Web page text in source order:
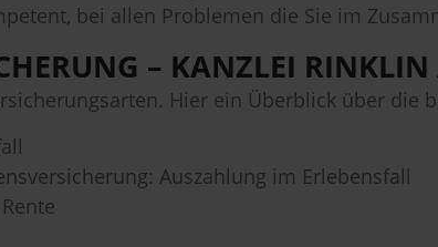
bei allen Problemen die Sie im
– KANZLEI
Hier ein Überblick über die
Auszahlung im Erlebensfall